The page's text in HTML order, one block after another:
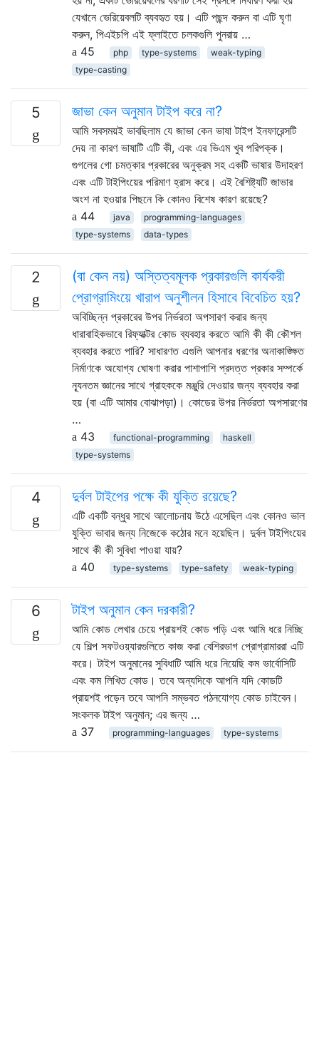
যেখানে ভেরিয়েবলটি ব্যবহৃত হয়। এটি পছন্দ করুন বা এটি ঘৃণা
করুন, পিএইচপি এই ফ্লাইতে চলকগুলি পুনরায় …
45
php type-systems
weak-typing
type-casting
5 জাভা কেন অনুমান টাইপ করে না?
আমি সবসময়ই ভাবছিলাম যে জাভা কেন ভাষা টাইপ ইনফারেন্সটি
দেয় না কারণ ভাষাটি এটি কী, এবং এর ভিএম খুব পরিপক্ক।
গুগলের গো চমত্কার প্রকারের অনুক্রম সহ একটি ভাষার উদাহরণ
এবং এটি টাইপিংয়ের পরিমাণ হ্রাস করে। এই বৈশিষ্ট্যটি জাভার
অংশ না হওয়ার পিছনে কি কোনও বিশেষ কারণ রয়েছে?
44
java
programming-languages
type-systems
data-types
2
(বা কেন নয়) অস্তিত্বমূলক প্রকারগুলি কার্যকরী
প্রোগ্রামিংয়ে খারাপ অনুশীলন হিসাবে বিবেচিত হয়?
অবিচ্ছিন্ন প্রকারের উপর নির্ভরতা অপসারণ করার জন্য
ধারাবাহিকভাবে রিফ্যাক্টর কোড ব্যবহার করতে আমি কী কী কৌশল
ব্যবহার করতে পারি? সাধারণত এগুলি আপনার ধরণের অনাকাঙ্ক্ষিত
নির্মাণকে অযোগ্য ঘোষণা করার পাশাপাশি প্রদত্ত প্রকার সম্পর্কে
ন্যূনতম জ্ঞানের সাথে গ্রাহককে মঞ্জুরি দেওয়ার জন্য ব্যবহার করা
হয় (বা এটি আমার বোঝাপড়া)। কোডের উপর নির্ভরতা অপসারণের
…
43
functional-programming
haskell
type-systems
4 দুর্বল টাইপের পক্ষে কী যুক্তি রয়েছে?
এটি একটি বন্ধুর সাথে আলোচনায় উঠে এসেছিল এবং কোনও ভাল
যুক্তি ভাবার জন্য নিজেকে কঠোর মনে হয়েছিল। দুর্বল টাইপিংয়ের
সাথে কী কী সুবিধা পাওয়া যায়?
40
type-systems type-safety weak-typing
6 টাইপ অনুমান কেন দরকারী?
আমি কোড লেখার চেয়ে প্রায়শই কোড পড়ি এবং আমি ধরে নিচ্ছি
যে শিল্প সফটওয়্যারগুলিতে কাজ করা বেশিরভাগ প্রোগ্রামাররা এটি
করে। টাইপ অনুমানের সুবিধাটি আমি ধরে নিয়েছি কম ভার্বোসিটি
এবং কম লিখিত কোড। তবে অন্যদিকে আপনি যদি কোডটি
প্রায়শই পড়েন তবে আপনি সম্ভবত পঠনযোগ্য কোড চাইবেন।
সংকলক টাইপ অনুমান; এর জন্য …
37
programming-languages type-systems